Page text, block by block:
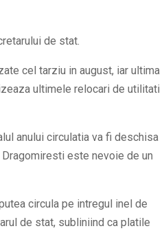
de stat.
cel tarziu in august, iar ultima
ultimele relocari de utilitati
anului circulatia va fi deschisa
este nevoie de un
circula pe intregul inel de
de stat, subliniind ca platile